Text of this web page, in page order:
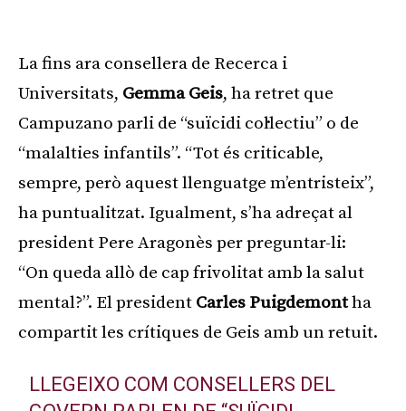
La fins ara consellera de Recerca i
Universitats, Gemma Geis, ha retret que
Campuzano parli de “suïcidi col·lectiu” o de
“malalties infantils”. “Tot és criticable,
sempre, però aquest llenguatge m’entristeix”,
ha puntualitzat. Igualment, s’ha adreçat al
president Pere Aragonès per preguntar-li:
“On queda allò de cap frivolitat amb la salut
mental?”. El president Carles Puigdemontha
compartit les crítiques de Geis amb un retuit.
LLEGEIXO COM CONSELLERS DEL